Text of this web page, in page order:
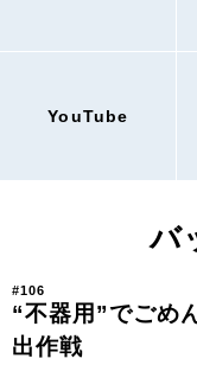
YouTube
バ
#106
“不器用”でごめ
出作戦